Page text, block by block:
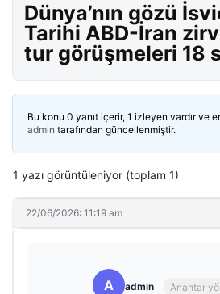
Dünya’nın gözü
Tarihi ABD-İran
tur görüşmeleri 18
Bu konu 0 yanıt içerir, 1 izleyen vardır ve
admin tarafından güncellenmiştir.
1 yazı görüntüleniyor (toplam 1)
22/06/2026: 11:19 am
A admin Anahtar